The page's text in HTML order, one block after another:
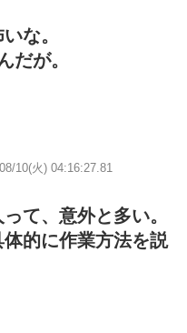
な。
だが。
10(火) 04:16:27.81
て、意外と多い。
的に作業方法を説